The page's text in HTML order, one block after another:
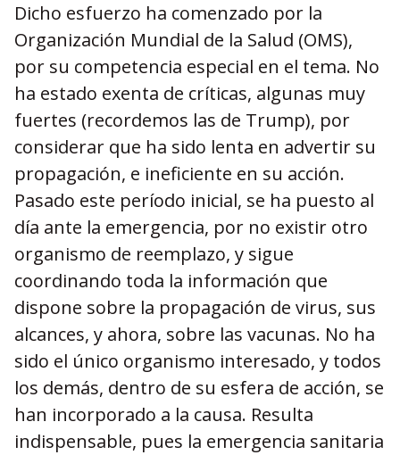
Dicho esfuerzo ha comenzado por la
Organización Mundial de la Salud (OMS),
por su competencia especial en el tema. No
ha estado exenta de críticas, algunas muy
fuertes (recordemos las de Trump), por
considerar que ha sido lenta en advertir su
propagación, e ineficiente en su acción.
Pasado este período inicial, se ha puesto al
día ante la emergencia, por no existir otro
organismo de reemplazo, y sigue
coordinando toda la información que
dispone sobre la propagación de virus, sus
alcances, y ahora, sobre las vacunas. No ha
sido el único organismo interesado, y todos
los demás, dentro de su esfera de acción, se
han incorporado a la causa. Resulta
indispensable, pues la emergencia sanitaria